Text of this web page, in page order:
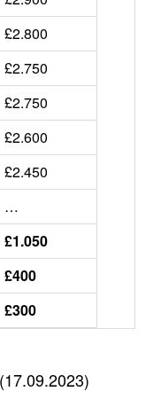
£2.800
£2.750
£2.750
£2.600
£2.450
…
£1.050
£400
£300